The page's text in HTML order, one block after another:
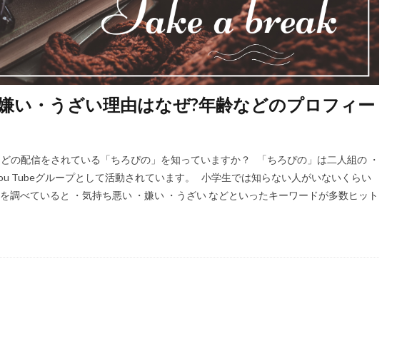
い・うざい理由はなぜ?年齢などのプロフィー
の配信をされている「ちろぴの」を知っていますか？ 「ちろぴの」は二人組の ・
Tubeグループとして活動されています。 小学生では知らない人がいないくらい
調べていると ・気持ち悪い ・嫌い ・うざい などといったキーワードが多数ヒット